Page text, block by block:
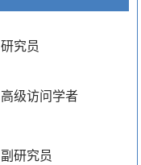
研究员
高级访问学者
副研究员